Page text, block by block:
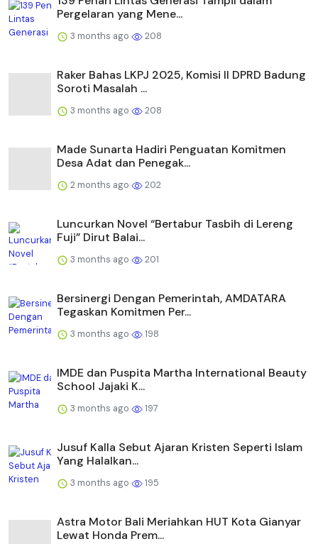
Pergelaran yang Mene...
3 months ago 208
Raker Bahas LKPJ 2025, Komisi II DPRD Badung
Soroti Masalah ...
3 months ago 208
Made Sunarta Hadiri Penguatan Komitmen
Desa Adat dan Penegak...
2 months ago 202
Luncurkan Novel “Bertabur Tasbih di Lereng
Fuji” Dirut Balai...
3 months ago 201
Bersinergi Dengan Pemerintah, AMDATARA
Tegaskan Komitmen Per...
3 months ago 198
IMDE dan Puspita Martha International Beauty
School Jajaki K...
3 months ago 197
Jusuf Kalla Sebut Ajaran Kristen Seperti Islam
Yang Halalkan...
3 months ago 195
Astra Motor Bali Meriahkan HUT Kota Gianyar
Lewat Honda Prem...